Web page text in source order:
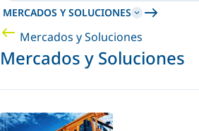
MERCADOS Y SOLUCIONES
Mercados y Soluciones
Mercados y Soluciones